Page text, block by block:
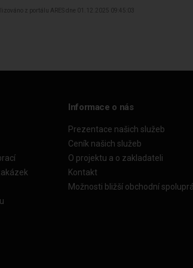
z portálu ARES dne 01.12.2025 09:45:03
Informace o nás
Prezentace našich služeb
Ceník našich služeb
O projektu a o zakladateli
Kontakt
Možnosti bližší obchodní